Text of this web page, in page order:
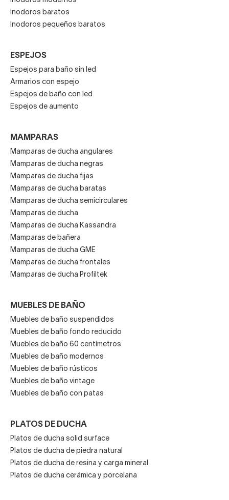
Inodoros baratos
Inodoros pequeños baratos
ESPEJOS
Espejos para baño sin led
Armarios con espejo
Espejos de baño con led
Espejos de aumento
MAMPARAS
Mamparas de ducha angulares
Mamparas de ducha negras
Mamparas de ducha fijas
Mamparas de ducha baratas
Mamparas de ducha semicirculares
Mamparas de ducha
Mamparas de ducha Kassandra
Mamparas de bañera
Mamparas de ducha GME
Mamparas de ducha frontales
Mamparas de ducha Profiltek
MUEBLES DE BAÑO
Muebles de baño suspendidos
Muebles de baño fondo reducido
Muebles de baño 60 centímetros
Muebles de baño modernos
Muebles de baño rústicos
Muebles de baño vintage
Muebles de baño con patas
PLATOS DE DUCHA
Platos de ducha solid surface
Platos de ducha de piedra natural
Platos de ducha de resina y carga mineral
Platos de ducha cerámica y porcelana